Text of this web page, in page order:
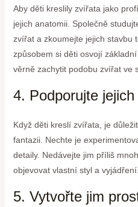
Aby děti kreslily zvířata jako
jejich anatomii. Společně
zvířat a zkoumejte jejich stavbu
způsobem si děti osvojí
věrně zachytit podobu zvířat ve
4. Podporujte
Když děti kreslí zvířata, je
fantazii. Nechte je
detaily. Nedávejte jim příliš
objevovat vlastní styl a vyjádření.
5. Vytvořte jim